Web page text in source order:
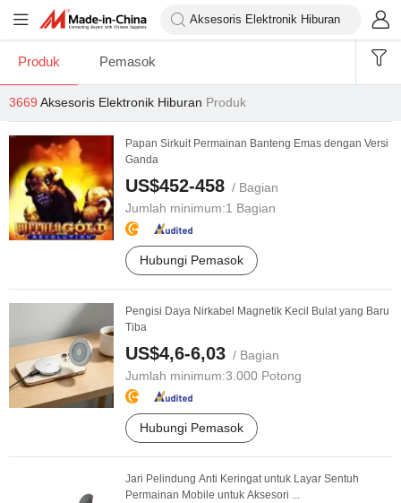
Produk Pemasok
3669 Aksesoris Elektronik Hiburan Produk
Papan Sirkuit Permainan Banteng Emas dengan Versi
Ganda
US$452-458 / Bagian
Jumlah minimum:1 Bagian
Hubungi Pemasok
Pengisi Daya Nirkabel Magnetik Kecil Bulat yang Baru
Tiba
US$4,6-6,03 / Bagian
Jumlah minimum:3.000 Potong
Hubungi Pemasok
Jari Pelindung Anti Keringat untuk Layar Sentuh
Permainan Mobile untuk Aksesori ...